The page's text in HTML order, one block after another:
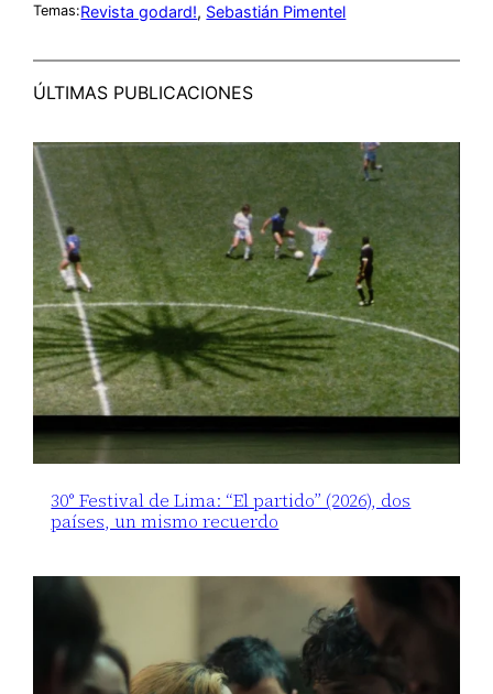
Temas:Revista godard!, Sebastián Pimentel
ÚLTIMAS PUBLICACIONES
30° Festival de Lima: “El partido” (2026), dos
países, un mismo recuerdo